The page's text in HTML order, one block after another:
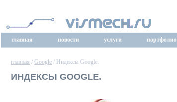
главная новости услуги портфолио
главная / Google / Индексы Google.
ИНДЕКСЫ GOOGLE.